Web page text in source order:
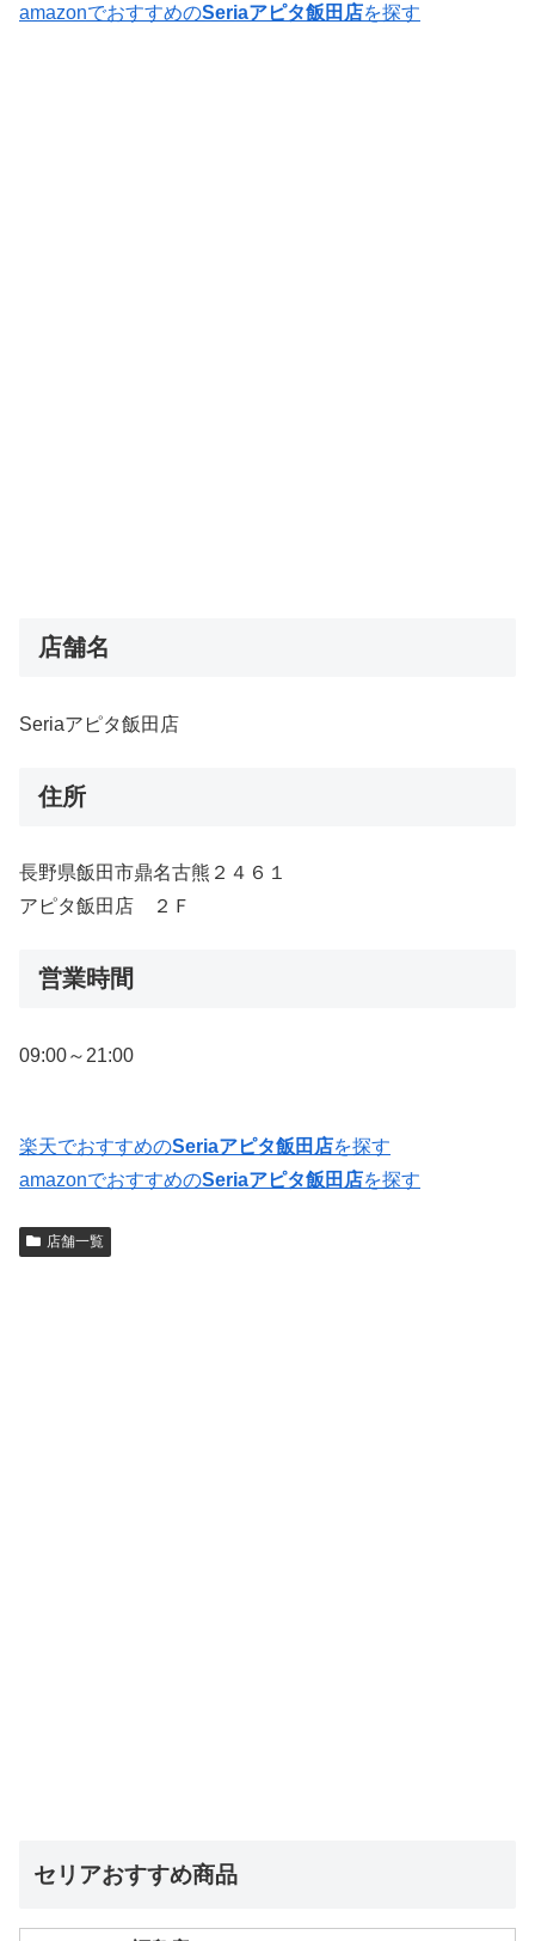
amazonでおすすめのSeriaアピタ飯田店を探す
店舗名
Seriaアピタ飯田店
住所
長野県飯田市鼎名古熊２４６１
アピタ飯田店 ２Ｆ
営業時間
09:00～21:00
楽天でおすすめのSeriaアピタ飯田店を探す
amazonでおすすめのSeriaアピタ飯田店を探す
店舗一覧
セリアおすすめ商品